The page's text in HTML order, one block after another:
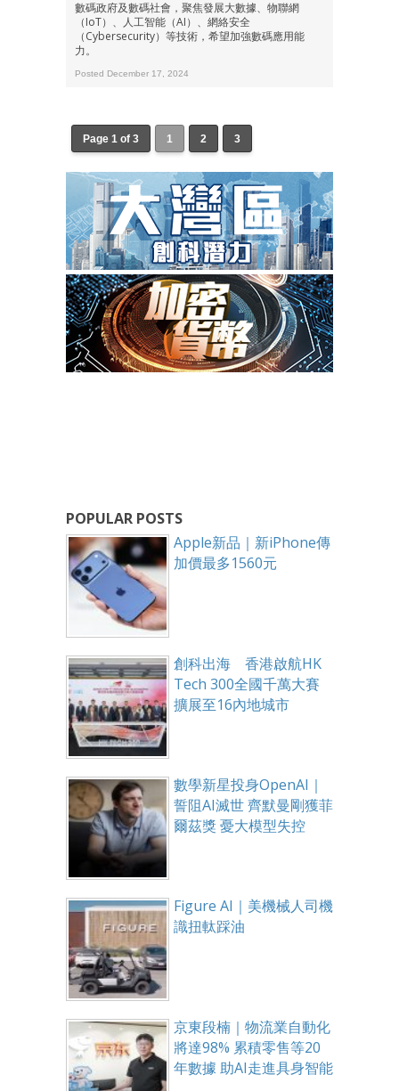
數碼政府及數碼社會，聚焦發展大數據、物聯網
（IoT）、人工智能（AI）、網絡安全
（Cybersecurity）等技術，希望加強數碼應用能
力。
Posted December 17, 2024
Page 1 of 3 1 2 3
POPULAR POSTS
Apple新品｜新iPhone傳
加價最多1560元
創科出海 香港啟航HK
Tech 300全國千萬大賽
擴展至16內地城市
數學新星投身OpenAI｜
誓阻AI滅世 齊默曼剛獲菲
爾茲獎 憂大模型失控
Figure AI｜美機械人司機
識扭軚踩油
京東段楠｜物流業自動化
將達98% 累積零售等20
年數據 助AI走進具身智能